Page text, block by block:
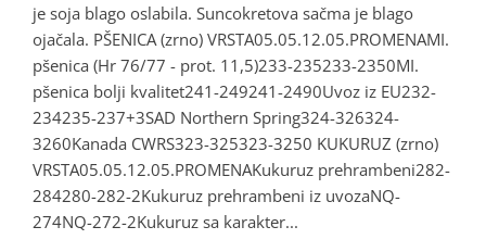
je soja blago oslabila. Suncokretova sačma je blago
ojačala. PŠENICA (zrno) VRSTA05.05.12.05.PROMENAMI.
pšenica (Hr 76/77 - prot. 11,5)233-235233-2350MI.
pšenica bolji kvalitet241-249241-2490Uvoz iz EU232-
234235-237+3SAD Northern Spring324-326324-
3260Kanada CWRS323-325323-3250 KUKURUZ (zrno)
VRSTA05.05.12.05.PROMENAKukuruz prehrambeni282-
284280-282-2Kukuruz prehrambeni iz uvozaNQ-
274NQ-272-2Kukuruz sa karakter...